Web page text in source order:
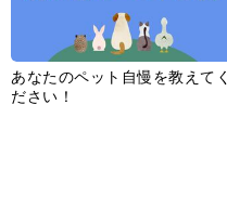
あなたのペット自慢を教えてく
ださい！